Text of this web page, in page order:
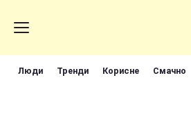
Люди Тренди Корисне Смачно